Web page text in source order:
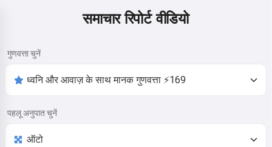
समाचार रिपोर्ट वीडियो
गुणवत्ता चुनें
पहलू अनुपात चुनें